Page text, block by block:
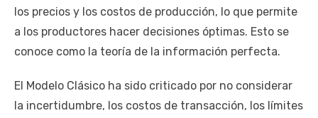
los precios y los costos de producción, lo que permite
a los productores hacer decisiones óptimas. Esto se
conoce como la teoría de la información perfecta.
El Modelo Clásico ha sido criticado por no considerar
la incertidumbre, los costos de transacción, los límites